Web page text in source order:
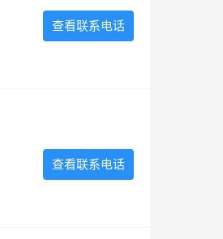
查看联系电话
查看联系电话